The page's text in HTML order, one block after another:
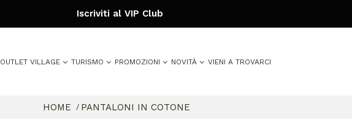
Iscriviti al VIP Club
OUTLET VILLAGE TURISMO PROMOZIONI NOVITÀ VIENI A TROVARCI
HOME PANTALONI IN COTONE